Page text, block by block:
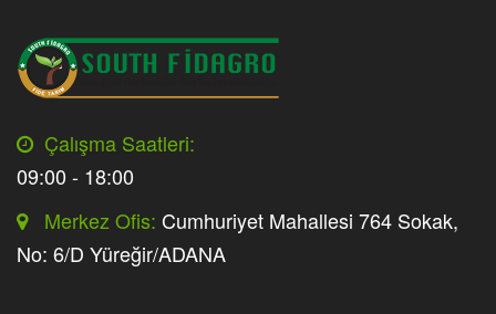
Çalışma Saatleri:
09:00 - 18:00
Merkez Ofis: Cumhuriyet Mahallesi 764 Sokak,
No: 6/D Yüreğir/ADANA